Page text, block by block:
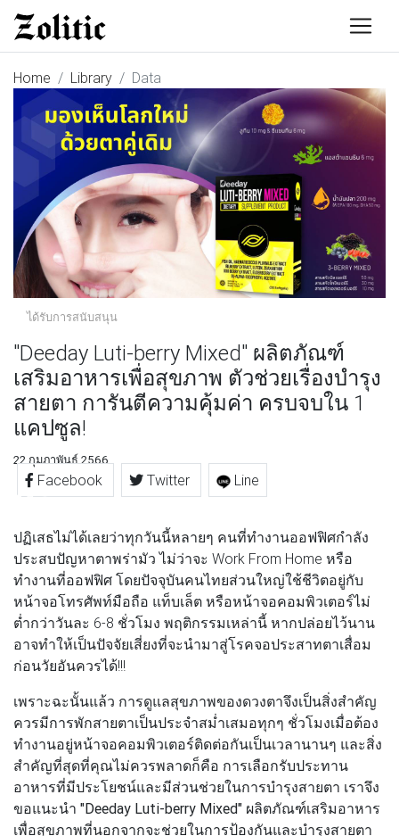
Home Library Data
ได้รับการสนับสนุน
"Deeday Luti-berry Mixed" ผลิตภัณฑ์
เสริมอาหารเพื่อสุขภาพ ตัวช่วยเรื่องบำรุง
สายตา การันตีความคุ้มค่า ครบจบใน 1
แคปซูล!
22 กุมภาพันธ์ 2566
Facebook Twitter Line
ปฏิเสธไม่ได้เลยว่าทุกวันนี้หลายๆ คนที่ทำงานออฟฟิศกำลัง
ประสบปัญหาตาพร่ามัว ไม่ว่าจะ Work From Home หรือ
ทำงานที่ออฟฟิศ โดยปัจจุบันคนไทยส่วนใหญ่ใช้ชีวิตอยู่กับ
หน้าจอโทรศัพท์มือถือ แท็บเล็ต หรือหน้าจอคอมพิวเตอร์ไม่
ต่ำกว่าวันละ 6-8 ชั่วโมง พฤติกรรมเหล่านี้ หากปล่อยไว้นาน
อาจทำให้เป็นปัจจัยเสี่ยงที่จะนำมาสู่โรคจอประสาทตาเสื่อม
ก่อนวัยอันควรได้!!!
เพราะฉะนั้นแล้ว การดูแลสุขภาพของดวงตาจึงเป็นสิ่งสำคัญ
ควรมีการพักสายตาเป็นประจำสม่ำเสมอทุกๆ ชั่วโมงเมื่อต้อง
ทำงานอยู่หน้าจอคอมพิวเตอร์ติดต่อกันเป็นเวลานานๆ และสิ่ง
สำคัญที่สุดที่คุณไม่ควรพลาดก็คือ การเลือกรับประทาน
อาหารที่มีประโยชน์และมีส่วนช่วยในการบำรุงสายตา เราจึง
ขอแนะนำ "Deeday Luti-berry Mixed" ผลิตภัณฑ์เสริมอาหาร
เพื่อสุขภาพที่นอกจากจะช่วยในการป้องกันและบำรุงสายตา